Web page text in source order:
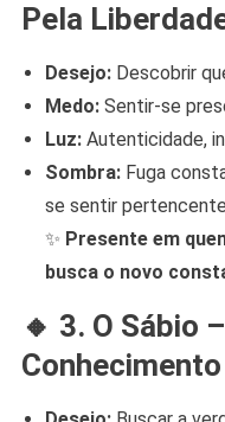
Pela
Desejo:Descobrir
Medo:Sentir-se
Luz:Autenticidade,
Sombra:Fuga
se sentir
✨ Presente em
busca o novo
🔸 3. O Sábio
Conhecimento